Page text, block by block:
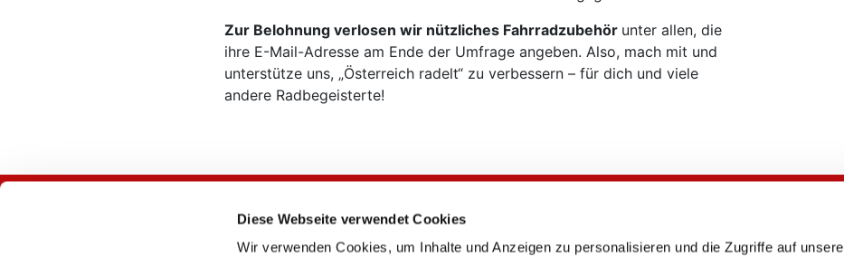
Diese Webseite verwendet Cookies
Wir verwenden Cookies, um Inhalte und Anzeigen zu personalisieren und die Zugriffe auf unsere
Zur Belohnung verlosen wir nützliches Fahrradzubehör unter allen, die
ihre E-Mail-Adresse am Ende der Umfrage angeben. Also, mach mit und
unterstütze uns, „Österreich radelt“ zu verbessern – für dich und viele
andere Radbegeisterte!
Kontakt